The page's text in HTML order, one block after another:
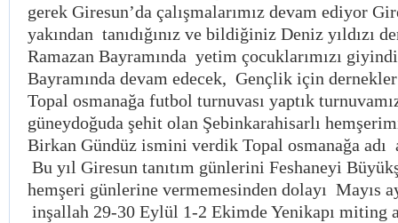
gerek Giresun’da çalışmalarımız devam ediyor
yakından tanıdığınız ve bildiğiniz Deniz yıldızı
Ramazan Bayramında yetim çocuklarımızı
Bayramında devam edecek, Gençlik için dernekler
Topal osmanağa futbol turnuvası yaptık
güneydoğuda şehit olan Şebinkarahisarlı
Birkan Gündüz ismini verdik Topal osmanağa
Bu yıl Giresun tanıtım günlerini Feshaneyi
hemşeri günlerine vermemesinden dolayı Mayıs
inşallah 29-30 Eylül 1-2 Ekimde Yenikapı miting